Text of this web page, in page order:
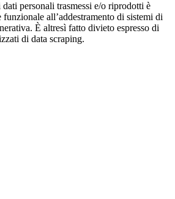
personali trasmessi e/o riprodotti è
all’addestramento di sistemi di
È altresì fatto divieto espresso di
di data scraping.